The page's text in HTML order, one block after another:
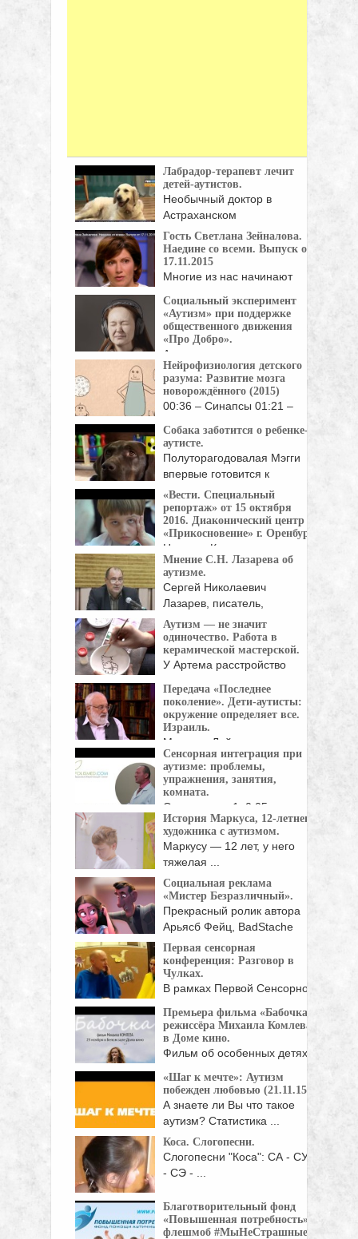
Лабрадор-терапевт лечит
детей-аутистов.
Необычный доктор в
Астраханском
реабилитационном центре
выполняет ...
Гость Светлана Зейналова.
Наедине со всеми. Выпуск от
17.11.2015
Многие из нас начинают
Социальный эксперимент
«Аутизм» при поддержке
общественного движения
«Про Добро».
Аутизм - это нарушение
коммуникативных функций
невыясненной ...
Нейрофизиология детского
разума: Развитие мозга
новорождённого (2015)
00:36 – Синапсы 01:21 –
Собака заботится о ребенке-
аутисте.
Полуторагодовалая Мэгги
впервые готовится к
перелёту. На ...
«Вести. Специальный
репортаж» от 15 октября
2016. Диаконический центр
«Прикосновение» г. Оренбург
Наталья Калиман, директор
АНО "Диаконический центр
"Прикосновение", ...
Мнение С.Н. Лазарева об
аутизме.
Сергей Николаевич
Лазарев, писатель,
философ, исследователь,
отвечает ...
Аутизм — не значит
одиночество. Работа в
керамической мастерской.
У Артема расстройство
он ...
Передача «Последнее
поколение». Дети-аутисты:
окружение определяет все.
Израиль.
Михаэль Лайтман -
профессор онтологии и
теории ...
Сенсорная интеграция при
аутизме: проблемы,
упражнения, занятия,
комната.
Оглавление: 1. 0:05
Сенсорная интеграция при
аутизме. 2. 3:25 ...
История Маркуса, 12-летнего
художника с аутизмом.
Маркусу — 12 лет, у него
тяжелая ...
Социальная реклама
«Мистер Безразличный».
Прекрасный ролик автора
Арьясб Фейц, BadStache
Studio, ...
Первая сенсорная
конференция: Разговор в
Чулках.
В рамках Первой Сенсорной
родителей ...
Премьера фильма «Бабочка»
режиссёра Михаила Комлева
в Доме кино.
Фильм об особенных детях
«Шаг к мечте»: Аутизм
побежден любовью (21.11.15)
А знаете ли Вы что такое
аутизм? Статистика ...
Коса. Слогопесни.
Слогопесни "Коса": СА - СУ
- СЭ - ...
Благотворительный фонд
«Повышенная потребность»,
флешмоб #МыНеСтрашные